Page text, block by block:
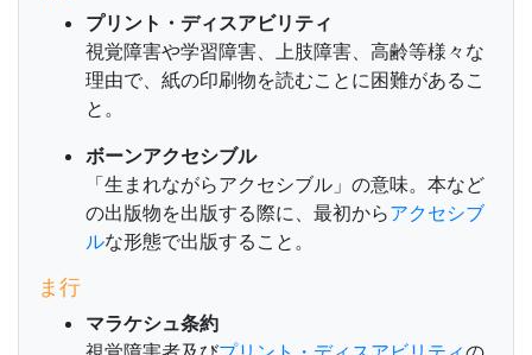
プリント・ディスアビリティ
視覚障害や学習障害、上肢障害、高齢等様々な
理由で、紙の印刷物を読むことに困難があるこ
と。
ボーンアクセシブル
「生まれながらアクセシブル」の意味。本など
の出版物を出版する際に、最初からアクセシブ
ルな形態で出版すること。
ま行
マラケシュ条約